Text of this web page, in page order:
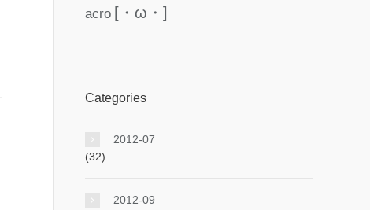
acro [・ω・]
Categories
2012-07
(32)
2012-09